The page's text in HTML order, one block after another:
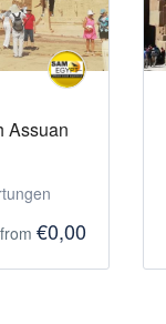
Assuan
from €0,00